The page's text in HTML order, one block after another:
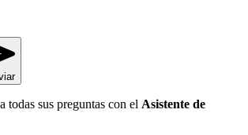
todas sus preguntas con el Asistente de